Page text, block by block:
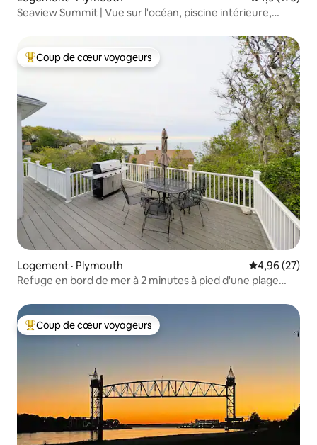
Seaview Summit | Vue sur l'océan, piscine intérieure,
Coup de cœur voyageurs parmi les plus aimés
Coup de cœur voyageurs
Logement · Plymouth Note
4,96 (27)
Refuge en bord de mer à 2 minutes à pied d'une plage
Coup de cœur voyageurs parmi les plus aimés
Coup de cœur voyageurs